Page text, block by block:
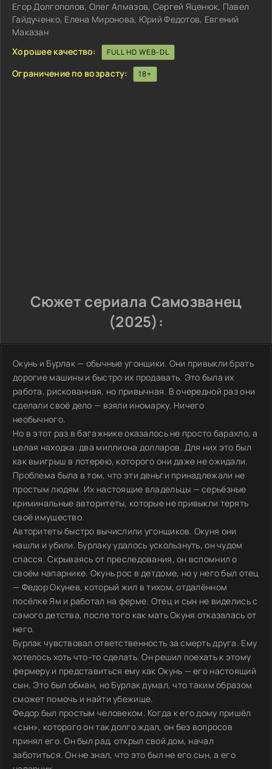
Егор Долгополов, Олег Алмазов, Сергей Яценюк, Павел
Гайдученко, Елена Миронова, Юрий Федотов, Евгений
Маказан
Хорошее качество:
FULL HD WEB-DL
Ограничение по возрасту: 18+
Сюжет сериала Самозванец
(2025):
Окунь и Бурлак — обычные угонщики. Они привыкли брать
дорогие машины и быстро их продавать. Это была их
работа, рискованная, но привычная. В очередной раз они
сделали своё дело — взяли иномарку. Ничего
необычного.
Но в этот раз в багажнике оказалось не просто барахло, а
целая находка: два миллиона долларов. Для них это был
как выигрыш в лотерею, которого они даже не ожидали.
Проблема была в том, что эти деньги принадлежали не
простым людям. Их настоящие владельцы — серьёзные
криминальные авторитеты, которые не привыкли терять
своё имущество.
Авторитеты быстро вычислили угонщиков. Окуня они
нашли и убили. Бурлаку удалось ускользнуть, он чудом
спасся. Скрываясь от преследования, он вспомнил о
своём напарнике. Окунь рос в детдоме, но у него был отец
— Федор Окунев, который жил в тихом, отдалённом
посёлке Ям и работал на ферме. Отец и сын не виделись с
самого детства, после того как мать Окуня отказалась от
него.
Бурлак чувствовал ответственность за смерть друга. Ему
хотелось хоть что-то сделать. Он решил поехать к этому
фермеру и представиться ему как Окунь — его настоящий
сын. Это был обман, но Бурлак думал, что таким образом
сможет помочь и найти убежище.
Федор был простым человеком. Когда к его дому пришёл
«сын», которого он так долго ждал, он без вопросов
принял его. Он был рад, открыл свой дом, начал
заботиться. Он не знал, что это был не его сын, а его